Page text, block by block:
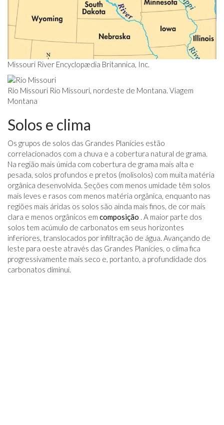
Missouri River Encyclopædia Britannica, Inc.
Rio Missouri Rio Missouri, nordeste de Montana. Viagem
Montana
Solos e clima
Os grupos de solos das Grandes Planícies estão
correlacionados com a chuva e a cobertura natural de grama.
Na região mais úmida com cobertura de grama mais alta e
pesada, solos profundos e pretos (molisolos) com muita matéria
orgânica desenvolvida. Seções com menos umidade têm solos
mais leves e rasos com menos matéria orgânica, enquanto nas
regiões mais áridas os solos são ainda mais finos, de cor mais
clara e menos orgânicos em composição . A maior parte dos
solos tem acúmulo de carbonatos em seus horizontes
inferiores, translocados por infiltração de água. Avançando de
leste para oeste através das Grandes Planícies, o clima fica
progressivamente mais seco e, portanto, a profundidade dos
carbonatos diminui.